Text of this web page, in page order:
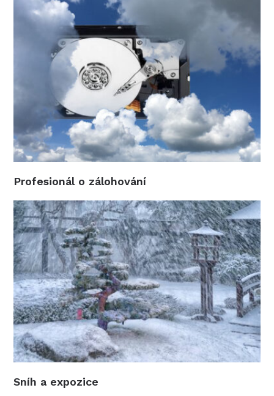
Profesionál o zálohování
Sníh a expozice